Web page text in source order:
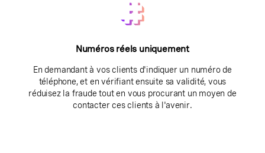
Numéros réels uniquement
En demandant à vos clients d'indiquer un numéro de
téléphone, et en vérifiant ensuite sa validité, vous
réduisez la fraude tout en vous procurant un moyen de
contacter ces clients à l'avenir.